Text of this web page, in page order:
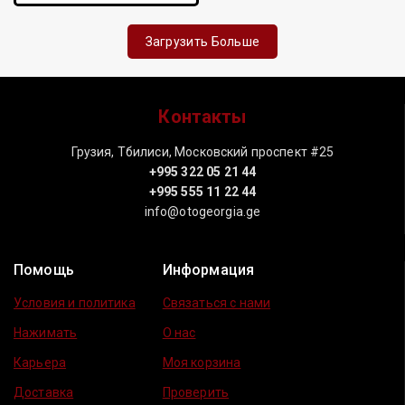
Загрузить Больше
Контакты
Грузия, Тбилиси, Московский проспект #25
+995 322 05 21 44
+995 555 11 22 44
info@otogeorgia.ge
Помощь
Условия и политика
Нажимать
Карьера
Доставка
Информация
Связаться с нами
О нас
Моя корзина
Проверить